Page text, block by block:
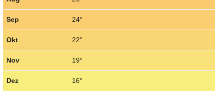
Sep 24°
Okt 22°
Nov 19°
Dez 16°